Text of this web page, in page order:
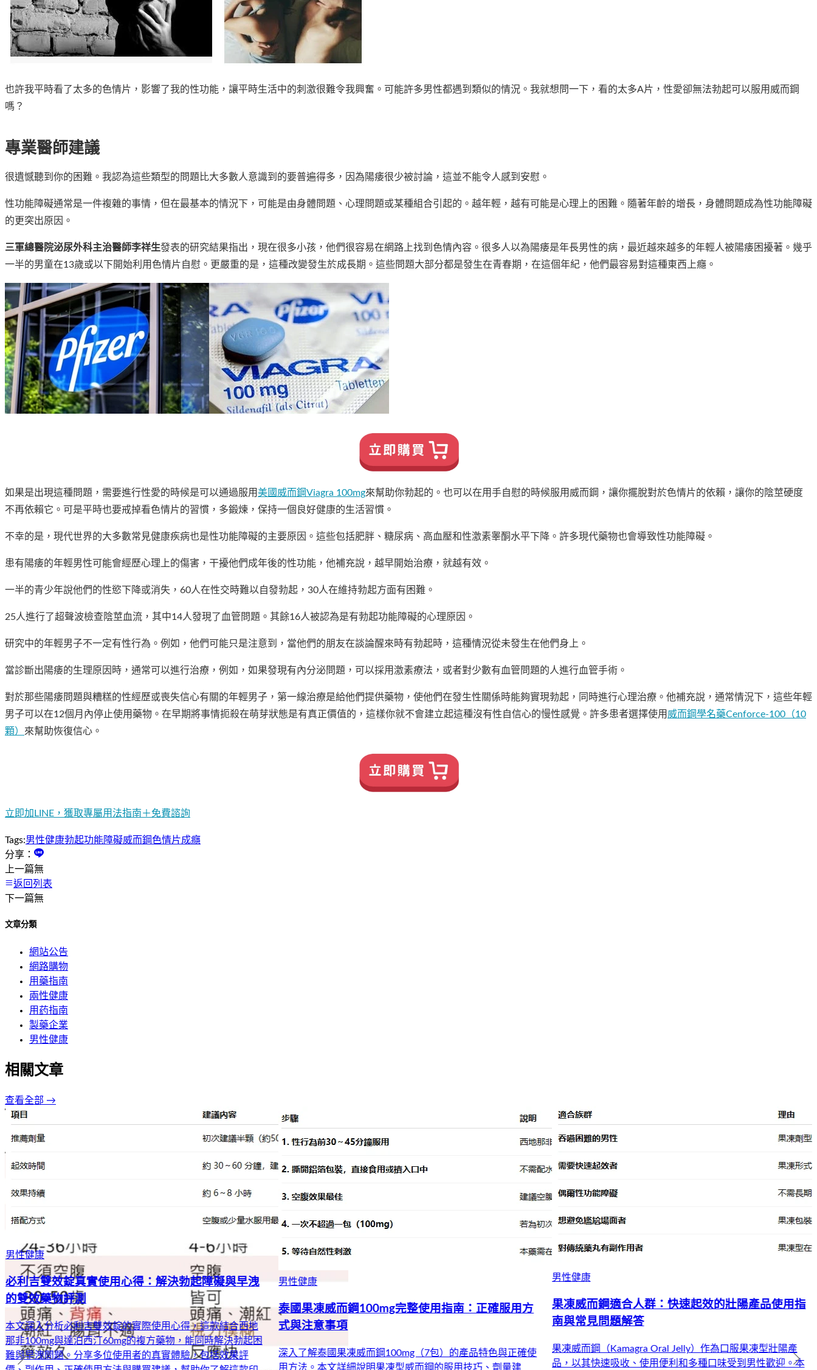
也許我平時看了太多的色情片，影響了我的性功能，讓平時生活中的刺激很難令我興奮。可能許多男性都遇到類似的情況。我就想問一下，看的太多A片，性愛卻無法勃起可以服用威而鋼
嗎？
專業醫師建議
很遺憾聽到你的困難。我認為這些類型的問題比大多數人意識到的要普遍得多，因為陽痿很少被討論，這並不能令人感到安慰。
性功能障礙通常是一件複雜的事情，但在最基本的情況下，可能是由身體問題、心理問題或某種組合引起的。越年輕，越有可能是心理上的困難。隨著年齡的增長，身體問題成為性功能障礙
的更突出原因。
三軍總醫院泌尿外科主治醫師李祥生發表的研究結果指出，現在很多小孩，他們很容易在網路上找到色情內容。很多人以為陽痿是年長男性的病，最近越來越多的年輕人被陽痿困擾著。幾乎
一半的男童在13歲或以下開始利用色情片自慰。更嚴重的是，這種改變發生於成長期。這些問題大部分都是發生在青春期，在這個年紀，他們最容易對這種東西上癮。
如果是出現這種問題，需要進行性愛的時候是可以通過服用美國威而鋼Viagra 100mg來幫助你勃起的。也可以在用手自慰的時候服用威而鋼，讓你擺脫對於色情片的依賴，讓你的陰莖硬度
不再依賴它。可是平時也要戒掉看色情片的習慣，多鍛煉，保持一個良好健康的生活習慣。
不幸的是，現代世界的大多數常見健康疾病也是性功能障礙的主要原因。這些包括肥胖、糖尿病、高血壓和性激素睾酮水平下降。許多現代藥物也會導致性功能障礙。
患有陽痿的年輕男性可能會經歷心理上的傷害，干擾他們成年後的性功能，他補充說，越早開始治療，就越有效。
一半的青少年說他們的性慾下降或消失，60人在性交時難以自發勃起，30人在維持勃起方面有困難。
25人進行了超聲波檢查陰莖血流，其中14人發現了血管問題。其餘16人被認為是有勃起功能障礙的心理原因。
研究中的年輕男子不一定有性行為。例如，他們可能只是注意到，當他們的朋友在談論醒來時有勃起時，這種情況從未發生在他們身上。
當診斷出陽痿的生理原因時，通常可以進行治療，例如，如果發現有內分泌問題，可以採用激素療法，或者對少數有血管問題的人進行血管手術。
對於那些陽痿問題與糟糕的性經歷或喪失信心有關的年輕男子，第一線治療是給他們提供藥物，使他們在發生性關係時能夠實現勃起，同時進行心理治療。他補充說，通常情況下，這些年輕
男子可以在12個月內停止使用藥物。在早期將事情扼殺在萌芽狀態是有真正價值的，這樣你就不會建立起這種沒有性自信心的慢性感覺。許多患者選擇使用 威而鋼學名藥Cenforce-100（10
顆） 來幫助恢復信心。
立即加LINE，獲取專屬用法指南＋免費諮詢
Tags:男性健康勃起功能障礙威而鋼色情片成癮
分享：
上一篇無
返回列表
下一篇無
文章分類
網站公告
網路購物
用藥指南
兩性健康
用药指南
製藥企業
男性健康
相關文章
查看全部 →
男性健康
必利吉雙效錠真實使用心得：解決勃起障礙與早洩
的雙效藥物評測
本文深入分析必利吉雙效錠的實際使用心得，這款結合西地
那非100mg與達泊西汀60mg的複方藥物，能同時解決勃起困
難與早洩問題。分享多位使用者的真實體驗，包括效果評
男性健康
泰國果凍威而鋼100mg完整使用指南：正確服用方
式與注意事項
深入了解泰國果凍威而鋼100mg（7包）的產品特色與正確使
用方法。本文詳細說明果凍型威而鋼的服用技巧、劑量建
男性健康
果凍威而鋼適合人群：快速起效的壯陽產品使用指
南與常見問題解答
果凍威而鋼（Kamagra Oral Jelly）作為口服果凍型壯陽產
品，以其快速吸收、使用便利和多種口味受到男性歡迎。本